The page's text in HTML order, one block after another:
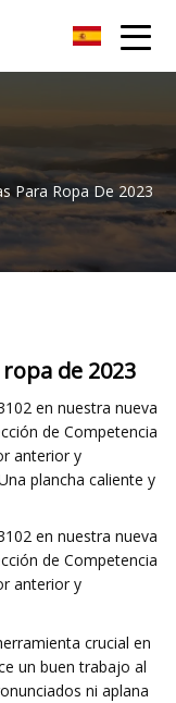
Para Ropa De 2023
de 2023
en nuestra nueva
de Competencia
anterior y
plancha caliente y
en nuestra nueva
de Competencia
anterior y
crucial en
un buen trabajo al
ni aplana